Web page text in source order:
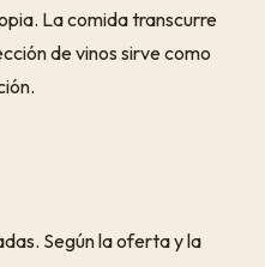
La comida transcurre
de vinos sirve como
Según la oferta y la